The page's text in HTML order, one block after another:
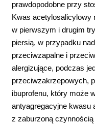
prawdopodobne przy
Kwas acetylosalicylowy
w pierwszym i drugim
piersią, w przypadku
przeciwzapalne i
alergizujące, podczas
przeciwzakrzepowych,
ibuprofenu, który może
antyagregacyjne kwasu
z zaburzoną